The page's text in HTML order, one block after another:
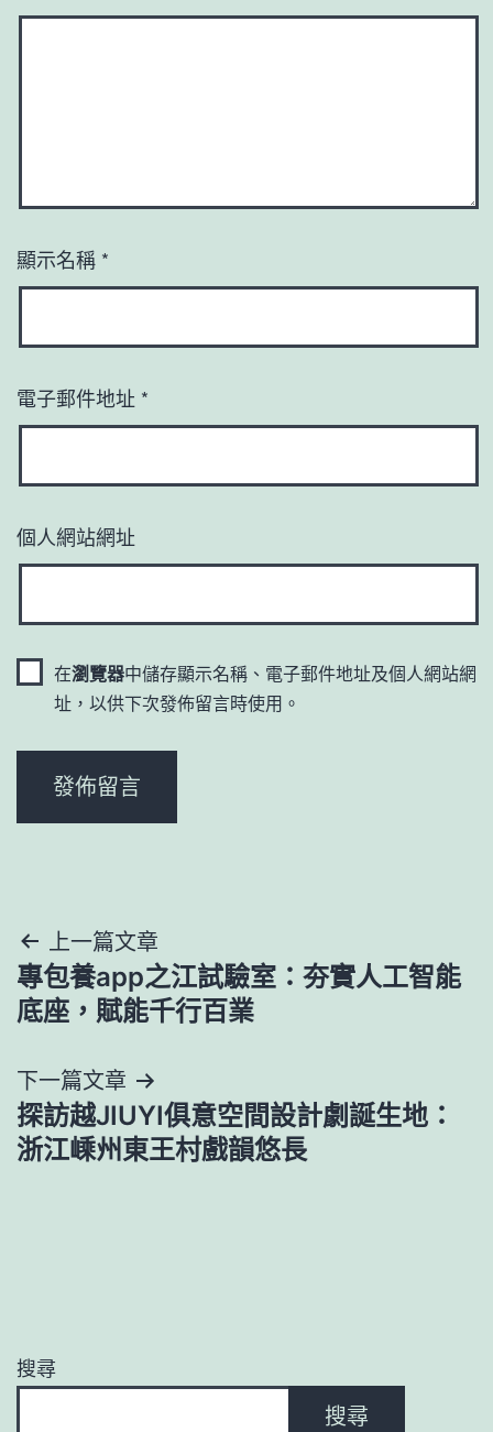
顯示名稱 *
電子郵件地址 *
個人網站網址
在瀏覽器中儲存顯示名稱、電子郵件地址及個人網站網
址，以供下次發佈留言時使用。
文
章
覽
上一篇文章
專包養app之江試驗室：夯實人工智能
底座，賦能千行百業
下一篇文章
探訪越JIUYI俱意空間設計劇誕生地：
浙江嵊州東王村戲韻悠長
搜尋
搜尋